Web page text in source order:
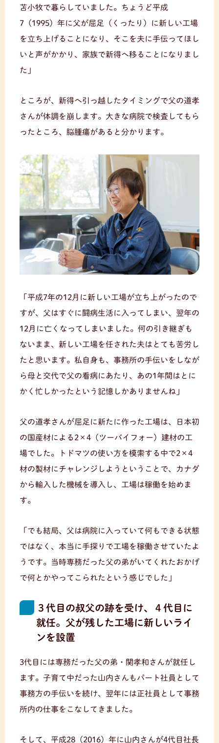
苫小牧で暮らしていました。ちょうど平成
7（1995）年に父が屈足（くったり）に新しい工場
を立ち上げることになり、そこを夫に手伝ってほし
いと声がかかり、家族で新得へ移ることになりまし
た」
ところが、新得へ引っ越したタイミングで父の道孝
さんが体調を崩します。大きな病院で検査してもら
ったところ、脳腫瘍があると分かります。
「平成7年の12月に新しい工場が立ち上がったので
すが、父はすぐに闘病生活に入ってしまい、翌年の
12月に亡くなってしまいました。何の引き継ぎも
ないまま、新しい工場を任された夫はとても苦労し
たと思います。私自身も、事務所の手伝いをしなが
ら母と交代で父の看病にあたり、あの1年間はとに
かく忙しかったという記憶しかありませんね」
父の道孝さんが屈足に新たに作った工場は、日本初
の国産材による2×4（ツーバイフォー）建材の工
場でした。トドマツの使い方を模索する中で2×4
材の製材にチャレンジしようということで、カナダ
から輸入した機械を導入し、工場は稼働を始めま
す。
「でも結局、父は病院に入っていて何もできる状態
ではなく、本当に手探りで工場を稼働させていたよ
うです。当時専務だった父の弟がいてくれたおかげ
で何とかやってこられたという感じでした」
３代目の叔父の跡を受け、４代目に
就任。父が残した工場に新しいライ
ンを設置
3代目には専務だった父の弟・関孝和さんが就任し
ます。子育て中だった山内さんもパート社員として
事務方の手伝いを続け、翌年には正社員として事務
所内の仕事をこなしてきました。
そして、平成28（2016）年に山内さんが4代目社長